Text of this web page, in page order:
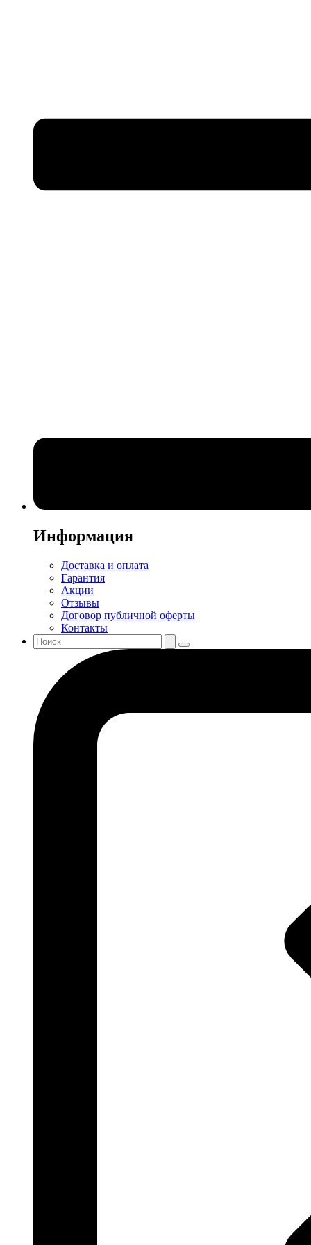
Информация
Доставка и оплата
Гарантия
Акции
Отзывы
Договор публичной оферты
Контакты